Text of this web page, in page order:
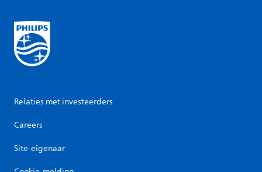
Relaties met investeerders
Careers
Site-eigenaar